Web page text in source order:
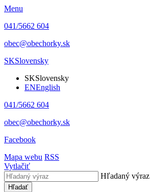
Menu
041/5662 604
obec@obechorky.sk
SKSlovensky
SKSlovensky
ENEnglish
041/5662 604
obec@obechorky.sk
Facebook
Mapa webu RSS
Vytlačiť
Hľadaný výraz
Hľadať